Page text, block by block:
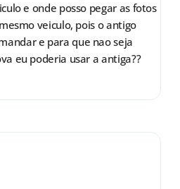
e onde posso pegar as fotos
veiculo, pois o antigo
e para que nao seja
eu poderia usar a antiga??